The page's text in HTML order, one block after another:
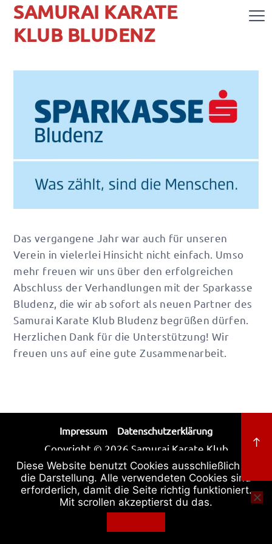
SAMURAI KARATE
KLUB BLUDENZ
Das vergangene Jahr war auch für unseren
Verein in vielerlei Hinsicht nicht einfach. Umso
mehr freuen wir uns über den erfolgreichen
Abschluss der Verhandlungen mit der Sparkasse
Bludenz, die wir ab sofort als neuen Partner des
Samurai Karate Klub Bludenz begrüßen dürfen.
Herzlichen Dank für die Unterstützung! Wir
freuen uns auf eine gute Zusammenarbeit.
Impressum Datenschutzerklärung
Copyright © 2026 Samurai Karate Klub
Bludenz
Diese Website benutzt Cookies ausschließlich für
die Darstellung. Alle verwendeten Cookies sind
erforderlich, damit die Seite richtig funktioniert.
Mit scrollen akzeptierst du das.